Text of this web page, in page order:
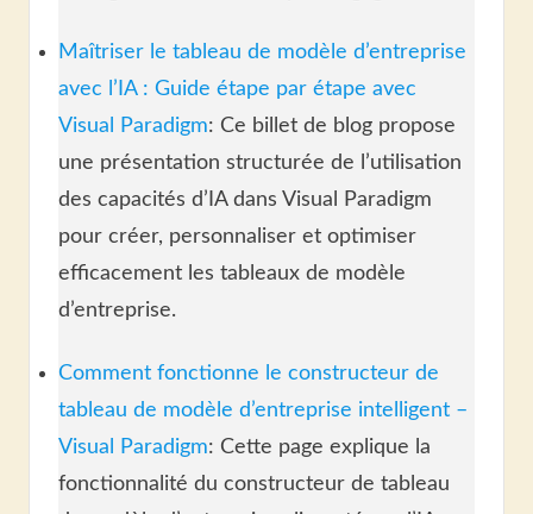
Maîtriser le tableau de modèle d’entreprise
avec l’IA : Guide étape par étape avec
Visual Paradigm: Ce billet de blog propose
une présentation structurée de l’utilisation
des capacités d’IA dans Visual Paradigm
pour créer, personnaliser et optimiser
efficacement les tableaux de modèle
d’entreprise.
Comment fonctionne le constructeur de
tableau de modèle d’entreprise intelligent –
Visual Paradigm: Cette page explique la
fonctionnalité du constructeur de tableau